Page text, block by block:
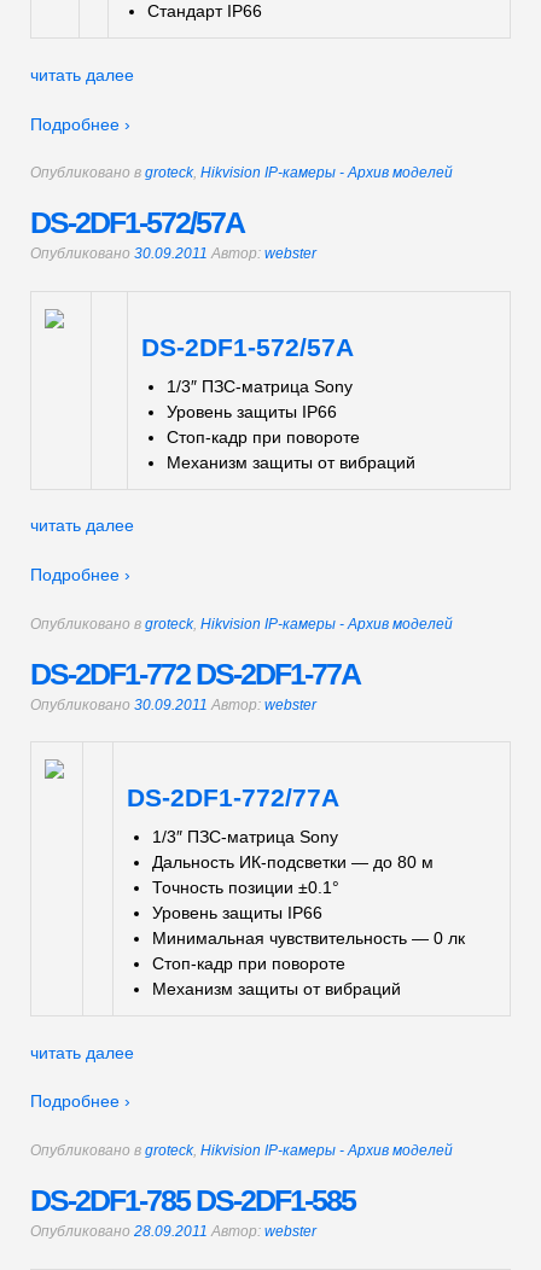
Стандарт IP66
читать далее
Подробнее ›
Опубликовано в groteck, Hikvision IP-камеры - Архив моделей
DS-2DF1-572/57A
Опубликовано 30.09.2011 Автор: webster
DS-2DF1-572/57А
1/3″ ПЗС-матрица Sony
Уровень защиты IP66
Стоп-кадр при повороте
Механизм защиты от вибраций
читать далее
Подробнее ›
Опубликовано в groteck, Hikvision IP-камеры - Архив моделей
DS-2DF1-772 DS-2DF1-77А
Опубликовано 30.09.2011 Автор: webster
DS-2DF1-772/77А
1/3″ ПЗС-матрица Sony
Дальность ИК-подсветки — до 80 м
Точность позиции ±0.1°
Уровень защиты IP66
Минимальная чувствительность — 0 лк
Стоп-кадр при повороте
Механизм защиты от вибраций
читать далее
Подробнее ›
Опубликовано в groteck, Hikvision IP-камеры - Архив моделей
DS-2DF1-785 DS-2DF1-585
Опубликовано 28.09.2011 Автор: webster